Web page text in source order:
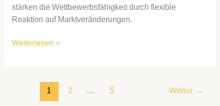
stärken die Wettbewerbsfähigkeit durch flexible
Reaktion auf Marktveränderungen.
Weiterlesen »
1 2 … 5 Weiter →